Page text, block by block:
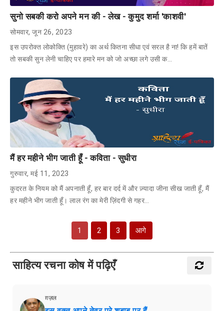
सुनो सबकी करो अपने मन की - लेख - कुमुद शर्मा 'काशवी'
सोमवार, जून 26, 2023
इस उपरोक्त लोकोक्ति (मुहावरे) का अर्थ कितना सीधा एवं सरल है ना! कि हमें बातें
तो सबकी सुन लेनी चाहिए पर हमारे मन को जो अच्छा लगे उसी क…
मैं हर महीने भीग जाती हूँ - कविता - सुधीरा
गुरुवार, मई 11, 2023
कुदरत के नियम को मैं अपनाती हूँ, हर बार दर्द में और ज़्यादा जीना सीख जाती हूँ, मैं
हर महीने भीग जाती हूँ। लाल रंग का मेरी ज़िंदगी से गहर…
1 2 3 आगे
साहित्य रचना कोष में पढ़िएँ
ग़ज़ल